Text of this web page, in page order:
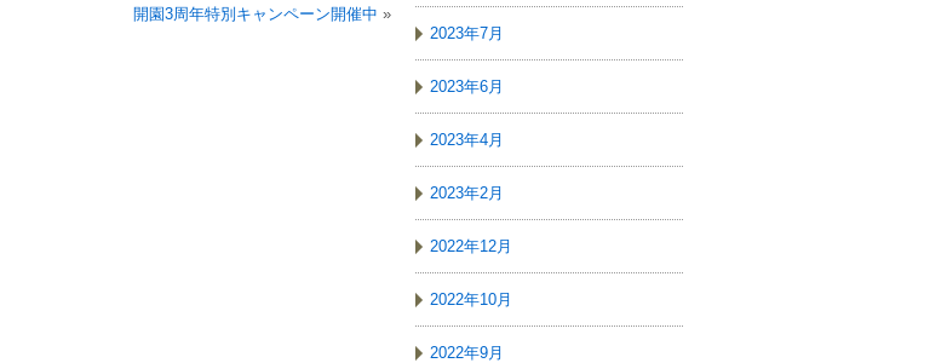
開園3周年特別キャンペーン開催中 »
2023年7月
2023年6月
2023年4月
2023年2月
2022年12月
2022年10月
2022年9月